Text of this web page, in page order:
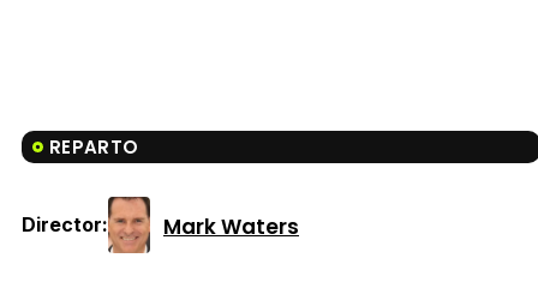
REPARTO
Director: Mark Waters